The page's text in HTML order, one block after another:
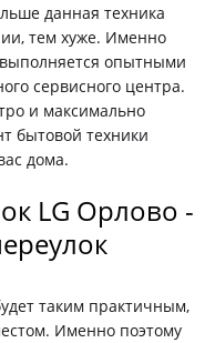
данная техника
тем хуже. Именно
опытными
сервисного центра.
и максимально
бытовой техники
дома.
LG Орлово -
таким практичным,
Именно поэтому